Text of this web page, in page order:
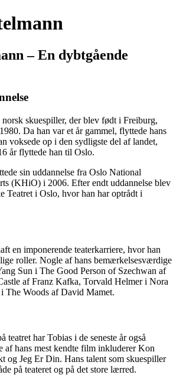
– En dybtgående
norsk skuespiller, der blev født i Freiburg,
Da han var et år gammel, flyttede hans
voksede op i den sydligste del af landet,
år flyttede han til Oslo.
sin uddannelse fra Oslo National
(KHiO) i 2006. Efter endt uddannelse blev
Teatret i Oslo, hvor han har optrådt i
en imponerende teaterkarriere, hvor han
roller. Nogle af hans bemærkelsesværdige
Sun i The Good Person of Szechwan af
af Franz Kafka, Torvald Helmer i Nora
The Woods af David Mamet.
teatret har Tobias i de seneste år også
hans mest kendte film inkluderer Kon
og Jeg Er Din. Hans talent som skuespiller
på teateret og på det store lærred.